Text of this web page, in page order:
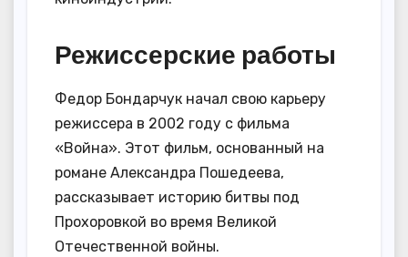
Режиссерские работы
Федор Бондарчук начал свою карьеру
режиссера в 2002 году с фильма
«Война». Этот фильм, основанный на
романе Александра Пошедеева,
рассказывает историю битвы под
Прохоровкой во время Великой
Отечественной войны.